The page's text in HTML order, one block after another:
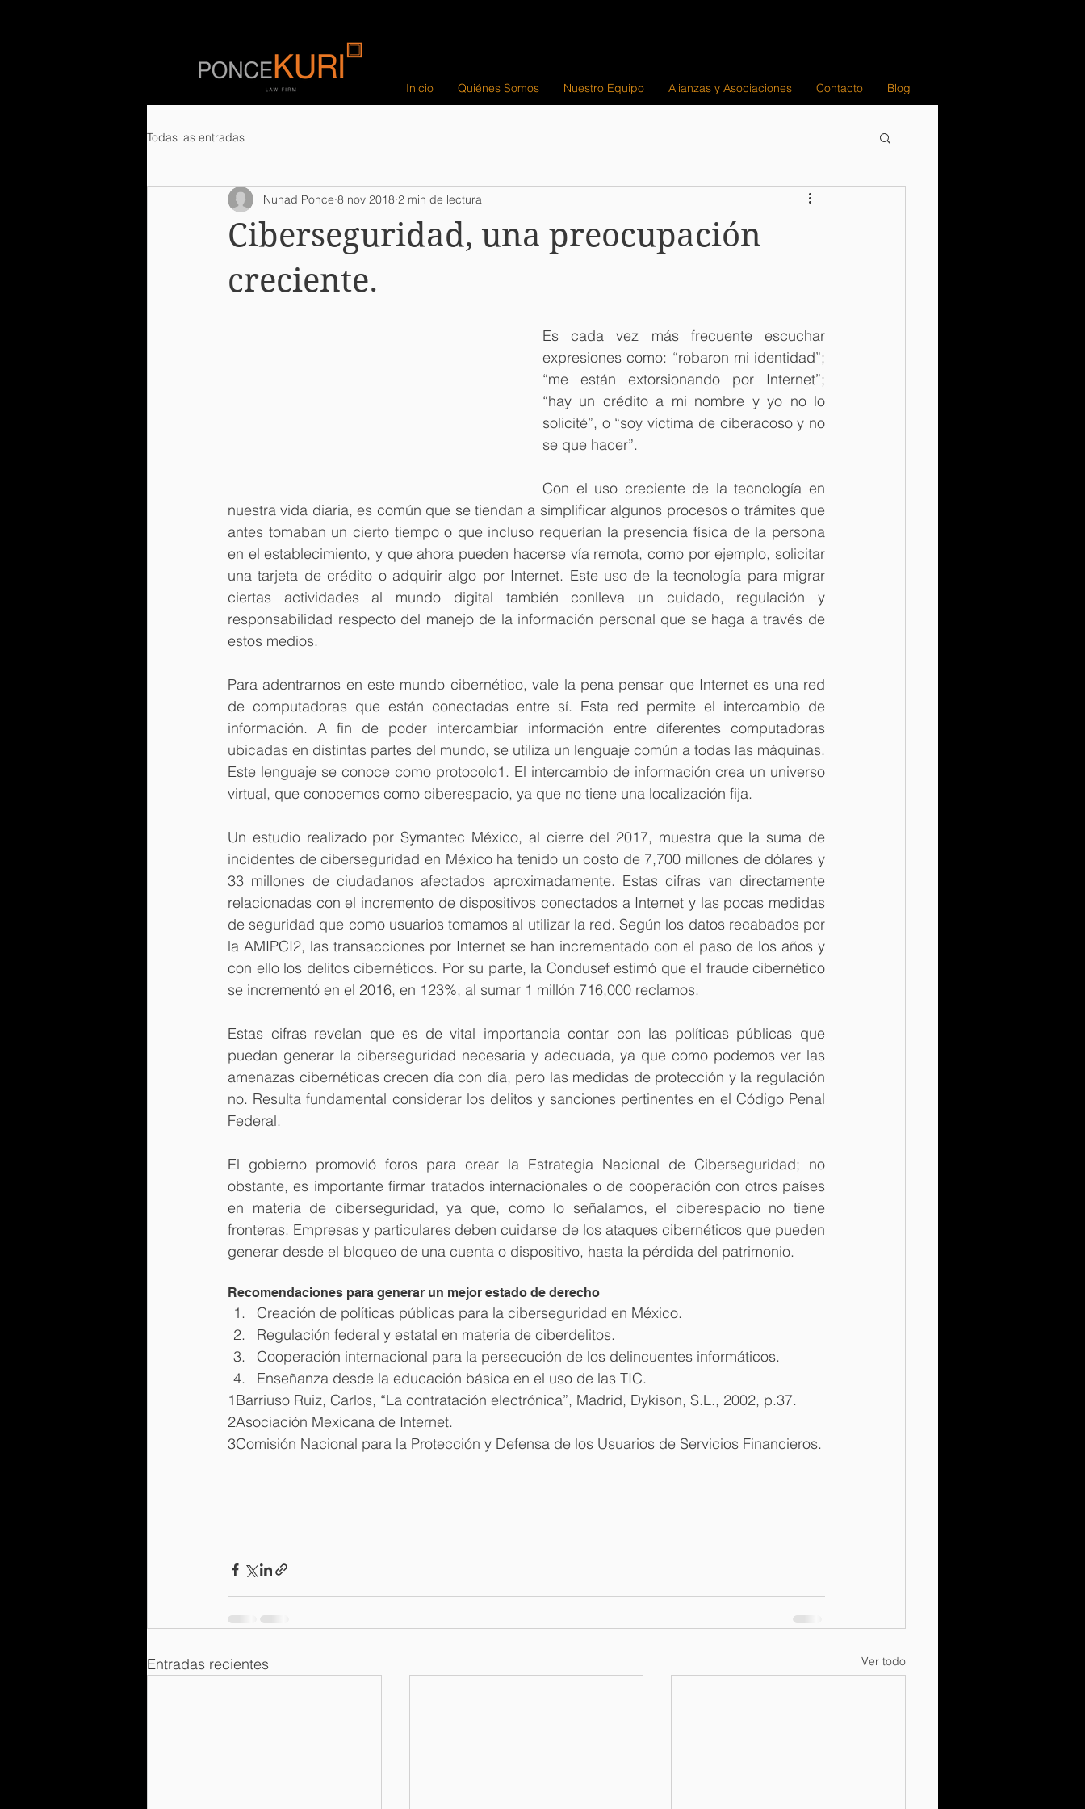
Inicio Quiénes Somos Nuestro Equipo Alianzas y Asociaciones Contacto Blog
Todas las entradas
Ciberseguridad, una preocupación
creciente.
Nuhad Ponce 8 nov 2018 2 min de lectura
Es cada vez más frecuente escuchar
expresiones como: “robaron mi identidad”;
“me están extorsionando por Internet”;
“hay un crédito a mi nombre y yo no lo
solicité”, o “soy víctima de ciberacoso y no
se que hacer”.
Con el uso creciente de la tecnología en
nuestra vida diaria, es común que se tiendan a simplificar algunos procesos o trámites que
antes tomaban un cierto tiempo o que incluso requerían la presencia física de la persona
en el establecimiento, y que ahora pueden hacerse vía remota, como por ejemplo, solicitar
una tarjeta de crédito o adquirir algo por Internet. Este uso de la tecnología para migrar
ciertas actividades al mundo digital también conlleva un cuidado, regulación y
responsabilidad respecto del manejo de la información personal que se haga a través de
estos medios.
Para adentrarnos en este mundo cibernético, vale la pena pensar que Internet es una red
de computadoras que están conectadas entre sí. Esta red permite el intercambio de
información. A fin de poder intercambiar información entre diferentes computadoras
ubicadas en distintas partes del mundo, se utiliza un lenguaje común a todas las máquinas.
Este lenguaje se conoce como protocolo1. El intercambio de información crea un universo
virtual, que conocemos como ciberespacio, ya que no tiene una localización fija.
Un estudio realizado por Symantec México, al cierre del 2017, muestra que la suma de
incidentes de ciberseguridad en México ha tenido un costo de 7,700 millones de dólares y
33 millones de ciudadanos afectados aproximadamente. Estas cifras van directamente
relacionadas con el incremento de dispositivos conectados a Internet y las pocas medidas
de seguridad que como usuarios tomamos al utilizar la red. Según los datos recabados por
la AMIPCI2, las transacciones por Internet se han incrementado con el paso de los años y
con ello los delitos cibernéticos. Por su parte, la Condusef estimó que el fraude cibernético
se incrementó en el 2016, en 123%, al sumar 1 millón 716,000 reclamos.
Estas cifras revelan que es de vital importancia contar con las políticas públicas que
puedan generar la ciberseguridad necesaria y adecuada, ya que como podemos ver las
amenazas cibernéticas crecen día con día, pero las medidas de protección y la regulación
no. Resulta fundamental considerar los delitos y sanciones pertinentes en el Código Penal
Federal.
El gobierno promovió foros para crear la Estrategia Nacional de Ciberseguridad; no
obstante, es importante firmar tratados internacionales o de cooperación con otros países
en materia de ciberseguridad, ya que, como lo señalamos, el ciberespacio no tiene
fronteras. Empresas y particulares deben cuidarse de los ataques cibernéticos que pueden
generar desde el bloqueo de una cuenta o dispositivo, hasta la pérdida del patrimonio.
Recomendaciones para generar un mejor estado de derecho
Creación de políticas públicas para la ciberseguridad en México.
Regulación federal y estatal en materia de ciberdelitos.
Cooperación internacional para la persecución de los delincuentes informáticos.
Enseñanza desde la educación básica en el uso de las TIC.
1Barriuso Ruiz, Carlos, “La contratación electrónica”, Madrid, Dykison, S.L., 2002, p.37.
2Asociación Mexicana de Internet.
3Comisión Nacional para la Protección y Defensa de los Usuarios de Servicios Financieros.
Entradas recientes Ver todo